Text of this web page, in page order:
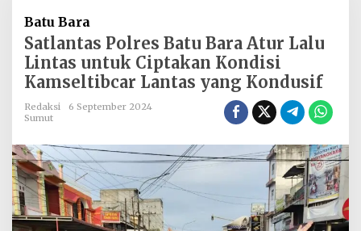
Bara
Atur
Lalu
Kondisi
Kamseltibcar
Lantas
yang
Kondusif
Batu Bara
Satlantas Polres Batu Bara Atur Lalu
Lintas untuk Ciptakan Kondisi
Kamseltibcar Lantas yang Kondusif
Redaksi
6 September 2024
Sumut